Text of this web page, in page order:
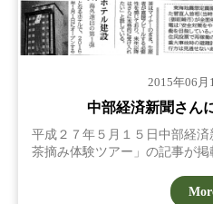
2015年06月
中部経済新聞さん
平成２７年５月１５日中部経
茶摘み体験ツアー」の記事が掲